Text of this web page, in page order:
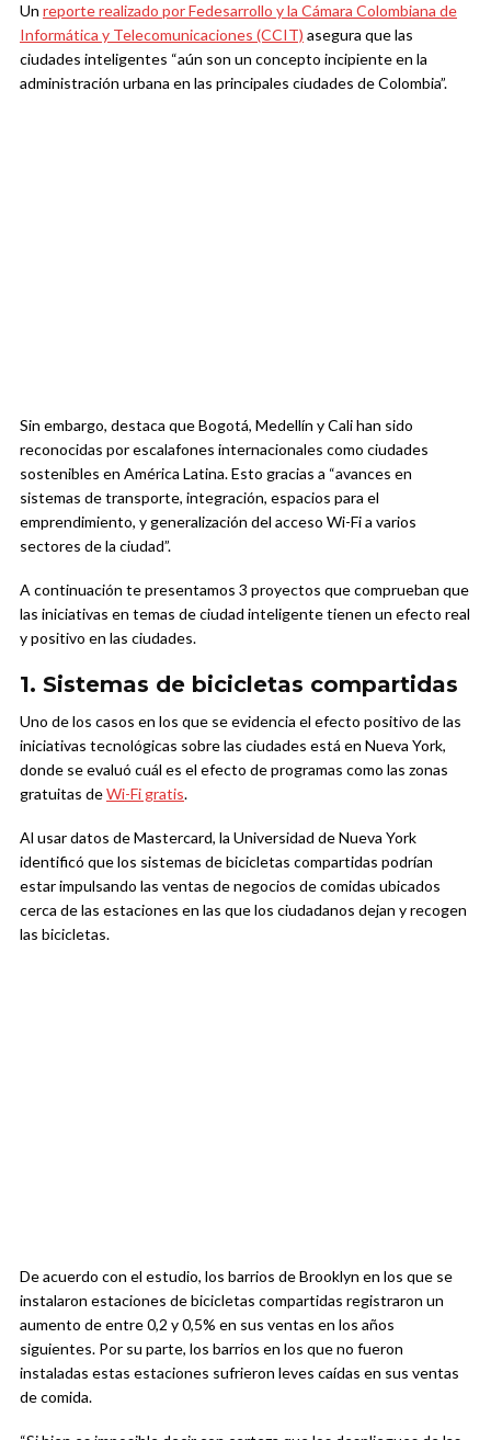
Un reporte realizado por Fedesarrollo y la Cámara Colombiana de
Informática y Telecomunicaciones (CCIT) asegura que las
ciudades inteligentes “aún son un concepto incipiente en la
administración urbana en las principales ciudades de Colombia”.
Sin embargo, destaca que Bogotá, Medellín y Cali han sido
reconocidas por escalafones internacionales como ciudades
sostenibles en América Latina. Esto gracias a “avances en
sistemas de transporte, integración, espacios para el
emprendimiento, y generalización del acceso Wi-Fi a varios
sectores de la ciudad”.
A continuación te presentamos 3 proyectos que comprueban que
las iniciativas en temas de ciudad inteligente tienen un efecto real
y positivo en las ciudades.
1. Sistemas de bicicletas compartidas
Uno de los casos en los que se evidencia el efecto positivo de las
iniciativas tecnológicas sobre las ciudades está en Nueva York,
donde se evaluó cuál es el efecto de programas como las zonas
gratuitas deWi-Fi gratis.
Al usar datos de Mastercard, la Universidad de Nueva York
identificó que los sistemas de bicicletas compartidas podrían
estar impulsando las ventas de negocios de comidas ubicados
cerca de las estaciones en las que los ciudadanos dejan y recogen
las bicicletas.
De acuerdo con el estudio, los barrios de Brooklyn en los que se
instalaron estaciones de bicicletas compartidas registraron un
aumento de entre 0,2 y 0,5% en sus ventas en los años
siguientes. Por su parte, los barrios en los que no fueron
instaladas estas estaciones sufrieron leves caídas en sus ventas
de comida.